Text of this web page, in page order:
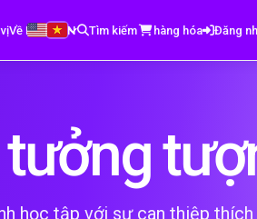
Về BooksVN Tìm kiếm hàng hóa Đăng
học tập với sự can thiệp